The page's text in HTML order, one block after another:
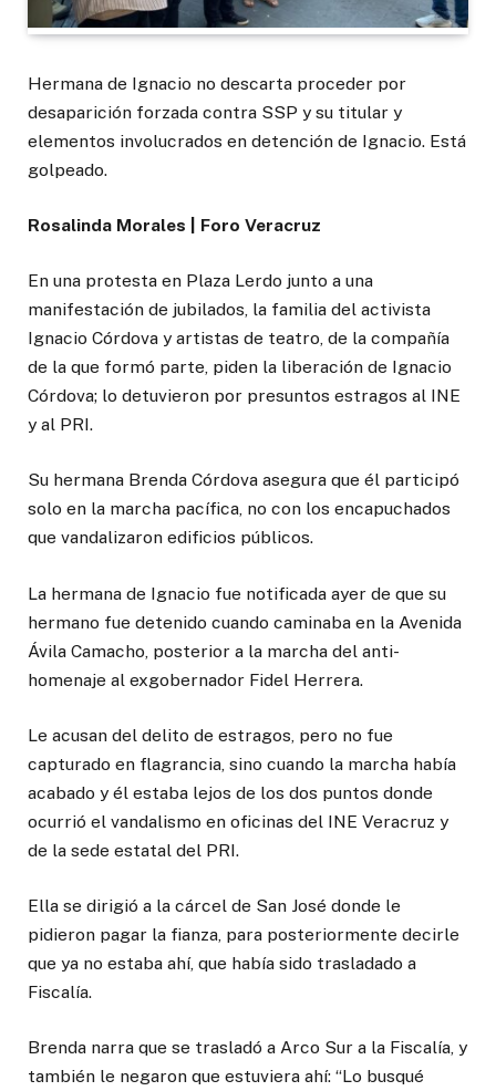
Hermana de Ignacio no descarta proceder por
desaparición forzada contra SSP y su titular y
elementos involucrados en detención de Ignacio. Está
golpeado.
Rosalinda Morales | Foro Veracruz
En una protesta en Plaza Lerdo junto a una
manifestación de jubilados, la familia del activista
Ignacio Córdova y artistas de teatro, de la compañía
de la que formó parte, piden la liberación de Ignacio
Córdova; lo detuvieron por presuntos estragos al INE
y al PRI.
Su hermana Brenda Córdova asegura que él participó
solo en la marcha pacífica, no con los encapuchados
que vandalizaron edificios públicos.
La hermana de Ignacio fue notificada ayer de que su
hermano fue detenido cuando caminaba en la Avenida
Ávila Camacho, posterior a la marcha del anti-
homenaje al exgobernador Fidel Herrera.
Le acusan del delito de estragos, pero no fue
capturado en flagrancia, sino cuando la marcha había
acabado y él estaba lejos de los dos puntos donde
ocurrió el vandalismo en oficinas del INE Veracruz y
de la sede estatal del PRI.
Ella se dirigió a la cárcel de San José donde le
pidieron pagar la fianza, para posteriormente decirle
que ya no estaba ahí, que había sido trasladado a
Fiscalía.
Brenda narra que se trasladó a Arco Sur a la Fiscalía, y
también le negaron que estuviera ahí: “Lo busqué